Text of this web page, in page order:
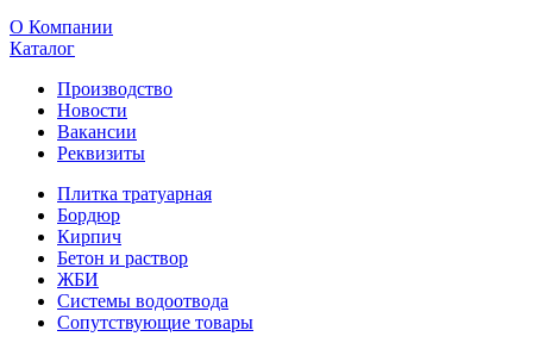
O Компании
Каталог
Производство
Новости
Вакансии
Реквизиты
Плитка тратуарная
Бордюр
Кирпич
Бетон и раствор
ЖБИ
Системы водоотвода
Сопутствующие товары